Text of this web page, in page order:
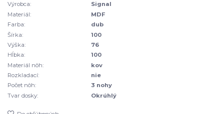
Výrobca:
Signal
Materiál:
MDF
Farba:
dub
Šírka:
100
Výška:
76
Hĺbka:
100
Materiál nôh:
kov
Rozkladací:
nie
Počet nôh:
3 nohy
Tvar dosky:
Okrúhlý